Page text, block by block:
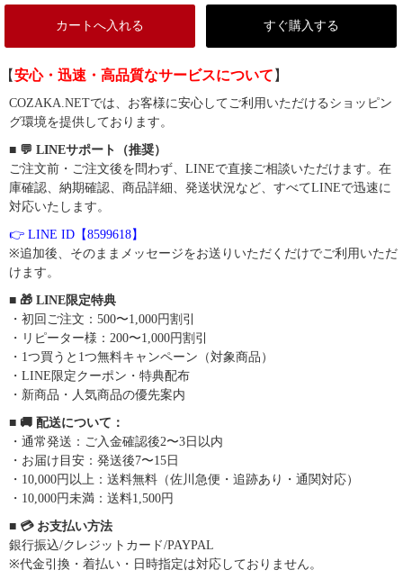
カートへ入れる すぐ購入する
【安心・迅速・高品質なサービスについて 】
COZAKA.NETでは、お客様に安心してご利用いただけるショッピン
グ環境を提供しております。
■ 💬 LINEサポート（推奨）
ご注文前・ご注文後を問わず、LINEで直接ご相談いただけます。在
庫確認、納期確認、商品詳細、発送状況など、すべてLINEで迅速に
対応いたします。
👉 LINE ID【8599618】
※追加後、そのままメッセージをお送りいただくだけでご利用いただ
けます。
■ 🎁 LINE限定特典
・初回ご注文：500〜1,000円割引
・リピーター様：200〜1,000円割引
・1つ買うと1つ無料キャンペーン（対象商品）
・LINE限定クーポン・特典配布
・新商品・人気商品の優先案内
■ 🚚 配送について：
・通常発送：ご入金確認後2〜3日以内
・お届け目安：発送後7〜15日
・10,000円以上：送料無料（佐川急便・追跡あり・通関対応）
・10,000円未満：送料1,500円
■ 💳 お支払い方法
銀行振込/クレジットカード/PAYPAL
※代金引換・着払い・日時指定は対応しておりません。